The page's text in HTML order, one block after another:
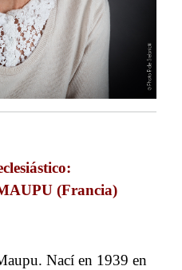
(Francia)
Nací en 1939 en